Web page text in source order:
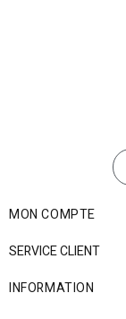
MON COMPTE
SERVICE CLIENT
INFORMATION